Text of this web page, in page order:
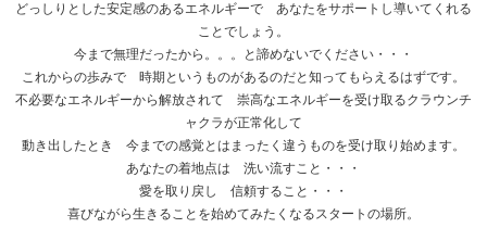
どっしりとした安定感のあるエネルギーで あなたをサポートし導いてくれる
ことでしょう。
今まで無理だったから。。。と諦めないでください・・・
これからの歩みで 時期というものがあるのだと知ってもらえるはずです。
不必要なエネルギーから解放されて 崇高なエネルギーを受け取るクラウンチ
ャクラが正常化して
動き出したとき 今までの感覚とはまったく違うものを受け取り始めます。
あなたの着地点は 洗い流すこと・・・
愛を取り戻し 信頼すること・・・
喜びながら生きることを始めてみたくなるスタートの場所。